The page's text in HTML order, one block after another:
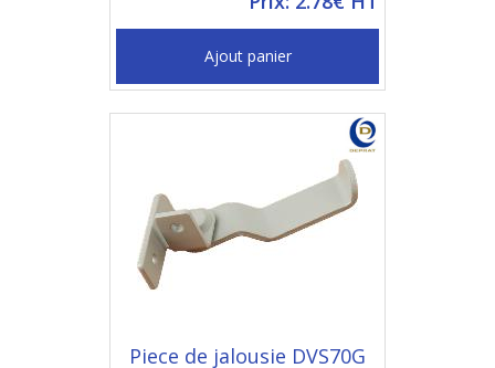
Ajout panier
Piece de jalousie DVS70G